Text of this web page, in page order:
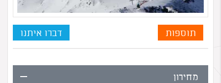
דברו איתנו תוספות
מחירון